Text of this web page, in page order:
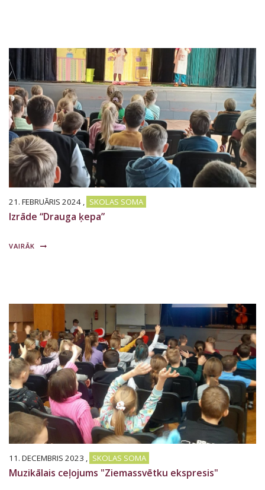
21. FEBRUĀRIS 2024 , SKOLAS SOMA
Izrāde “Drauga ķepa”
VAIRĀK
11. DECEMBRIS 2023 SKOLAS SOMA
Muzikālais ceļojums "Ziemassvētku ekspresis"